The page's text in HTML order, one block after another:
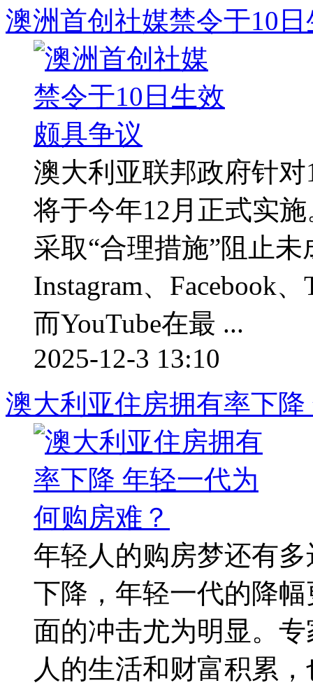
澳洲首创社媒禁令于10
澳大利亚联邦政府针
将于今年12月正式实
采取“合理措施”阻止
Instagram、Facebook
而YouTube在最 ...
2025-12-3 13:10
澳大利亚住房拥有率下
年轻人的购房梦还有
下降，年轻一代的降
面的冲击尤为明显。
人的生活和财富积累